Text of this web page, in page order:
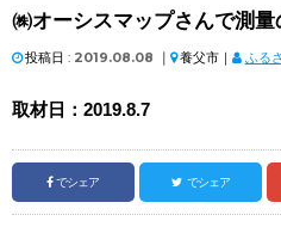
㈱オーシスマップさんで測量
投稿日 : 2019.08.08 ｜ 養父市｜ ふる
取材日：2019.8.7
でシェア でシェア